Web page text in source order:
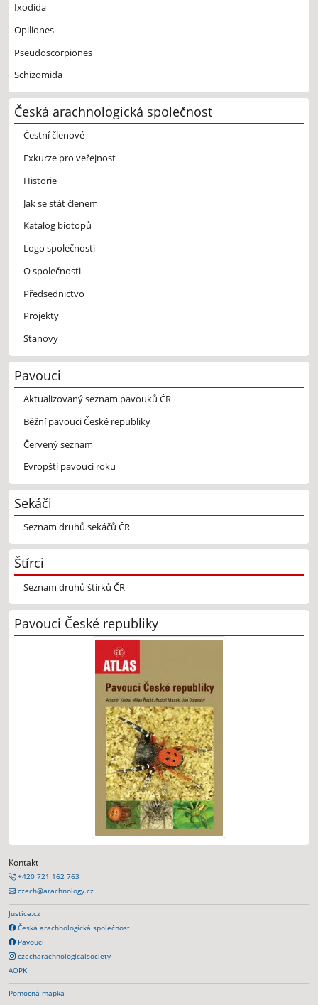
Ixodida
Opiliones
Pseudoscorpiones
Schizomida
Česká arachnologická společnost
Čestní členové
Exkurze pro veřejnost
Historie
Jak se stát členem
Katalog biotopů
Logo společnosti
O společnosti
Předsednictvo
Projekty
Stanovy
Pavouci
Aktualizovaný seznam pavouků ČR
Běžní pavouci České republiky
Červený seznam
Evropští pavouci roku
Sekáči
Seznam druhů sekáčů ČR
Štírci
Seznam druhů štírků ČR
Pavouci České republiky
Kontakt
+420 721 162 763
czech@arachnology.cz
Justice.cz
Česká arachnologická společnost
Pavouci
czecharachnologicalsociety
AOPK
Pomocná mapka